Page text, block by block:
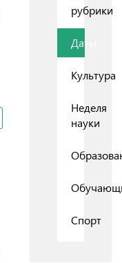
рубрики
Даты
Культура
Неделя
науки
Спорт